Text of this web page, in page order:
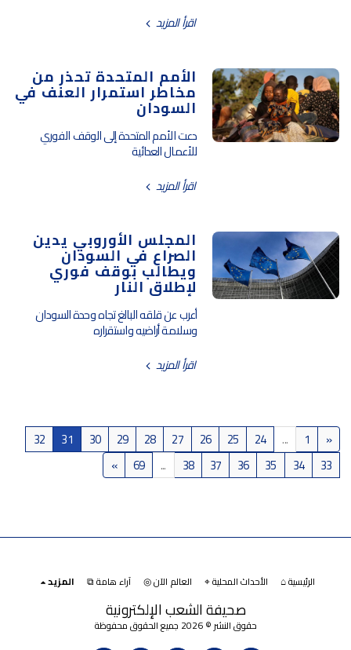
اقرأ المزيد
الأمم المتحدة تحذر من
مخاطر استمرار العنف في
السودان
دعت الأمم المتحدة إلى الوقف الفوري
للأعمال العدائية
اقرأ المزيد
المجلس الأوروبي يدين
الصراع في السودان
ويطالب بوقف فوري
لإطلاق النار
أعرب عن قلقه البالغ تجاه وحدة السودان
وسلامة أراضيه واستقراره
اقرأ المزيد
«
1
...
24
25
26
27
28
29
30
31
32
33
34
35
36
37
38
...
69
»
صحيفة الشعب الإلكترونية
حقوق النشر © 2026 جميع الحقوق محفوظة
الرئيسية ⌂ الأحداث المحلية ⌖ العالم الآن ◎ آراء هامة ⧉ المزيد